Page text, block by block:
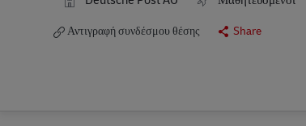
Αντιγραφή συνδέσμου θέσης
Share